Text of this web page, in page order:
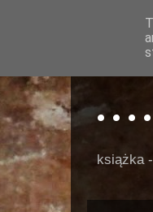
książka